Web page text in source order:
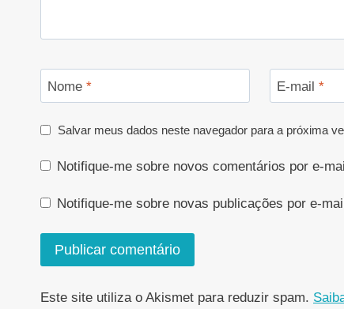
Nome * E-mail *
Salvar meus dados neste navegador para a próxima
Notifique-me sobre novos comentários por e-
Notifique-me sobre novas publicações por e-
Este site utiliza o Akismet para reduzir spam.